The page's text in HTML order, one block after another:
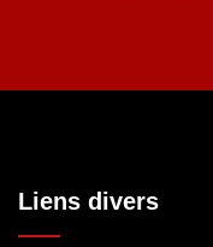
Liens divers